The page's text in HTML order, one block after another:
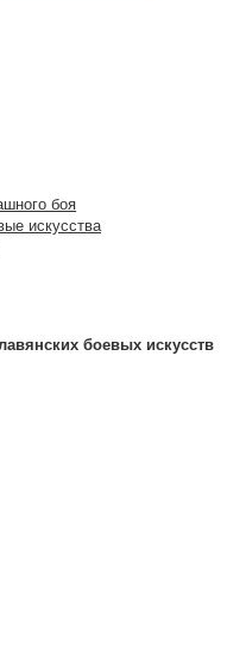
боя
искусства
боевых искусств